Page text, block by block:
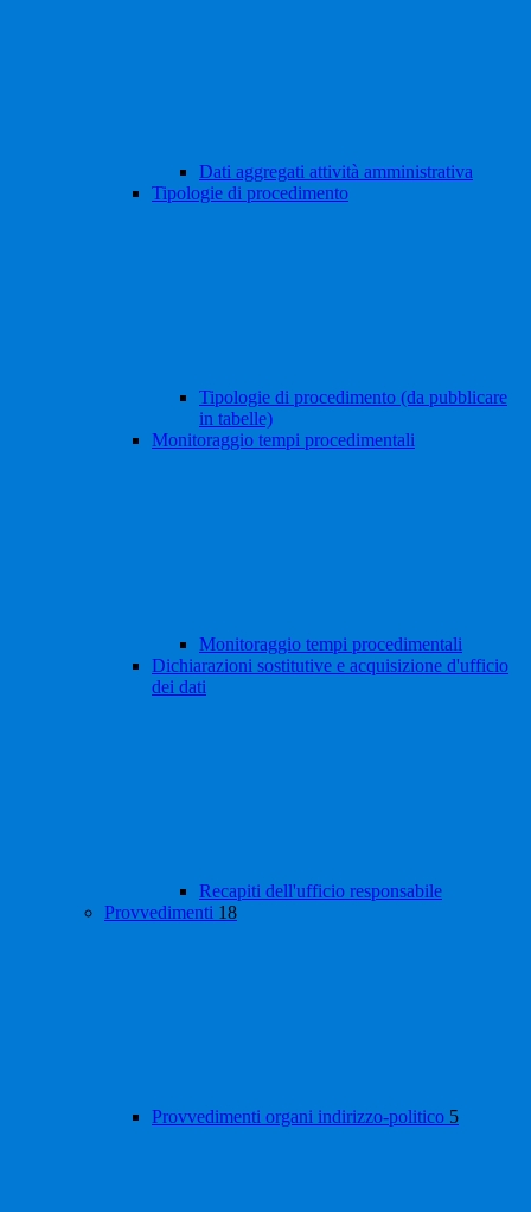
Dati aggregati attività amministrativa
Tipologie di procedimento
Tipologie di procedimento (da pubblicare
in tabelle)
Monitoraggio tempi procedimentali
Monitoraggio tempi procedimentali
Dichiarazioni sostitutive e acquisizione d'ufficio
dei dati
Recapiti dell'ufficio responsabile
Provvedimenti 18
Provvedimenti organi indirizzo-politico 5